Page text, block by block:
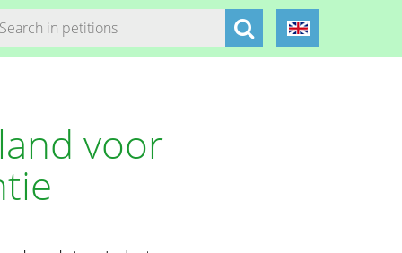
voor